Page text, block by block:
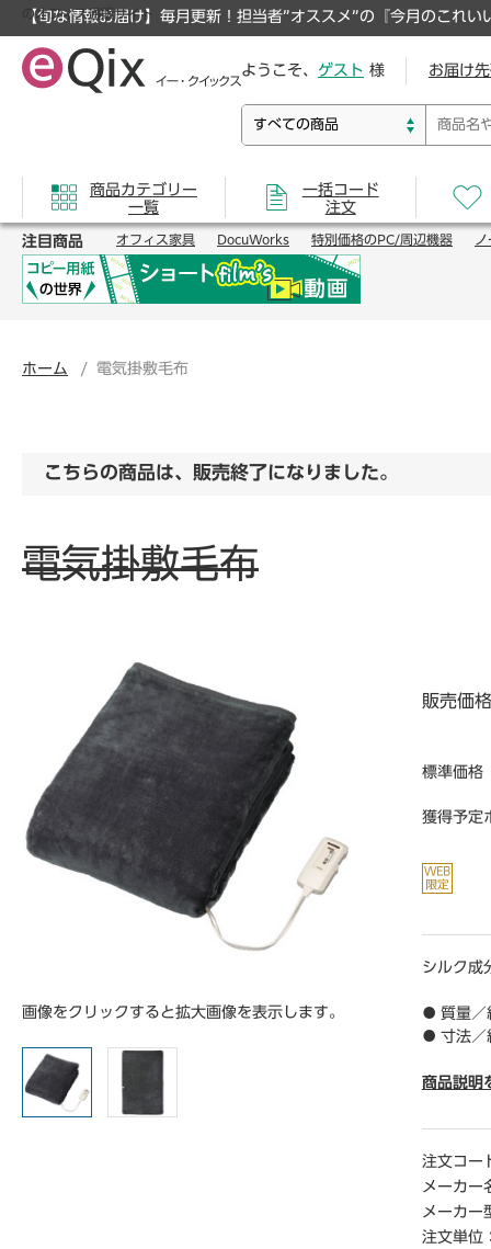
【旬な情報お届け】毎月更新！担当者”オススメ”の『今月のこれい
のオフィス通販サイト
ようこそ、 ゲスト 様 お届け
商品カテゴリー
一覧
一括コード
注文
注目商品 オフィス家具 DocuWorks 特別価格のPC/周辺機器 ノ
ホーム 電気掛敷毛布
こちらの商品は、販売終了になりました。
電気掛敷毛布
画像をクリックすると拡大画像を表示します。
販売価格
標準価格
獲得予定
シルク成
● 質量／
● 寸法／
● 電源コ
● 機能／
● 単位
※取扱説
商品説明
注文コー
メーカー
メーカー
注文単位